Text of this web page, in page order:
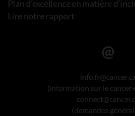
Plan d’excellence en matière
Lire notre rapport
info.fr@cancer.ca
(information sur le cancer
(demandes